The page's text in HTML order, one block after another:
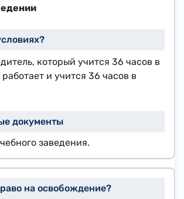
который учится 36 часов в
и учится 36 часов в
заведения.